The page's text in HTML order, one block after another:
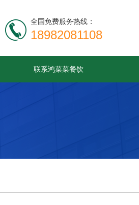
全国免费服务热线：
18982081108
联系鸿菜菜餐饮